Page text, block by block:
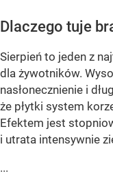
Dlaczego tuje
Sierpień to jeden z
dla żywotników.
nasłonecznienie i
że płytki system
Efektem jest
i utrata intensywnie
...